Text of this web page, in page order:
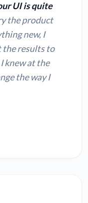
UI is quite
the product
new, I
the results to
knew at the
the way I